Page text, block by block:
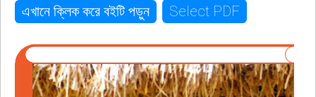
এখানে ক্লিক করে বইটি পড়ুন Select PDF